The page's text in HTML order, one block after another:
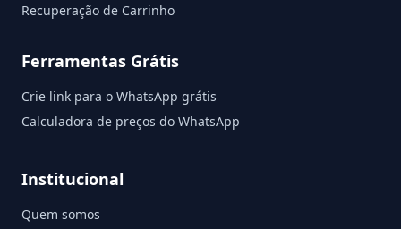
Recuperação de Carrinho
Ferramentas Grátis
Crie link para o WhatsApp grátis
Calculadora de preços do WhatsApp
Institucional
Quem somos